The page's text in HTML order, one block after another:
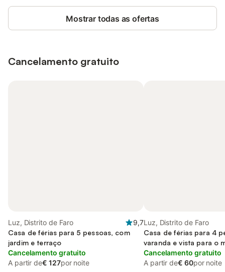
Mostrar todas as ofertas
Cancelamento gratuito
Luz, Distrito de Faro
9,7
Casa de férias para 5 pessoas, com
jardim e terraço
Cancelamento gratuito
A partir de€ 127por noite
Luz, Distrito de Faro
Casa de férias para 4
varanda e vista para o
Cancelamento gratuito
A partir de€ 60por noite